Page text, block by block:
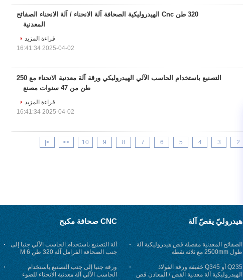
320 طن Cnc الهيدروليكية الصحافة آلة الانحناء / آلة الانحناء الصفائح
المعدنية
قراءة المزيد
2025-04-02 16:41:34
التصنيع باستخدام الحاسب الآلي الهيدروليكي ورقة آلة معدنية الانحناء مع 250
طن من 47 سنوات مصنع
قراءة المزيد
2025-04-02 16:41:34
2
3
4
5
6
7
8
9
10
>>
>|
CNC صحافة مكبح
آلة التصنيع باستخدام الحاسب الآلي جنبا إلى
جنب الصحافة الفرامل آلة 320 طن 6 M
اثنين الصحافة التصنيع باستخدام الحاسب
الآلي الانحناء
ورقة جنبا إلى جنب التصنيع باستخدام
الحاسب الآلي آلة معدنية الانحناء للضوء
هيدروليّ يقصّ آلة
الصفائح المعدنية مقصلة قص هيدروليكية آلة
طول 2500mm مع ثلاثة نقطة
Q235 أو Q345 خفيفة ورقة الفولاذ
الهيدروليكية آلة معدنية القص / المعادن قص